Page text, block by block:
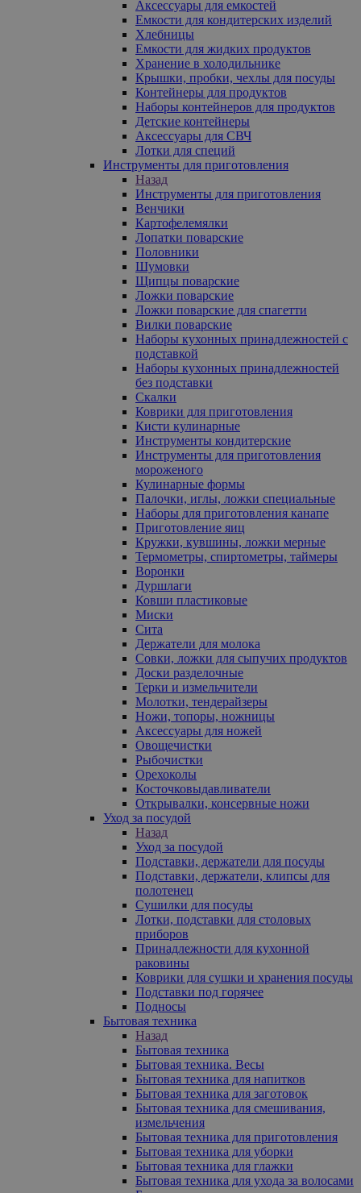
Аксессуары для емкостей
Емкости для кондитерских изделий
Хлебницы
Емкости для жидких продуктов
Хранение в холодильнике
Крышки, пробки, чехлы для посуды
Контейнеры для продуктов
Наборы контейнеров для продуктов
Детские контейнеры
Аксессуары для СВЧ
Лотки для специй
Инструменты для приготовления
Назад
Инструменты для приготовления
Венчики
Картофелемялки
Лопатки поварские
Половники
Шумовки
Щипцы поварские
Ложки поварские
Ложки поварские для спагетти
Вилки поварские
Наборы кухонных принадлежностей с
подставкой
Наборы кухонных принадлежностей
без подставки
Скалки
Коврики для приготовления
Кисти кулинарные
Инструменты кондитерские
Инструменты для приготовления
мороженого
Кулинарные формы
Палочки, иглы, ложки специальные
Наборы для приготовления канапе
Приготовление яиц
Кружки, кувшины, ложки мерные
Термометры, спиртометры, таймеры
Воронки
Дуршлаги
Ковши пластиковые
Миски
Сита
Держатели для молока
Совки, ложки для сыпучих продуктов
Доски разделочные
Терки и измельчители
Молотки, тендерайзеры
Ножи, топоры, ножницы
Аксессуары для ножей
Овощечистки
Рыбочистки
Орехоколы
Косточковыдавливатели
Открывалки, консервные ножи
Уход за посудой
Назад
Уход за посудой
Подставки, держатели для посуды
Подставки, держатели, клипсы для
полотенец
Сушилки для посуды
Лотки, подставки для столовых
приборов
Принадлежности для кухонной
раковины
Коврики для сушки и хранения посуды
Подставки под горячее
Подносы
Бытовая техника
Назад
Бытовая техника
Бытовая техника. Весы
Бытовая техника для напитков
Бытовая техника для заготовок
Бытовая техника для смешивания,
измельчения
Бытовая техника для приготовления
Бытовая техника для уборки
Бытовая техника для глажки
Бытовая техника для ухода за волосами